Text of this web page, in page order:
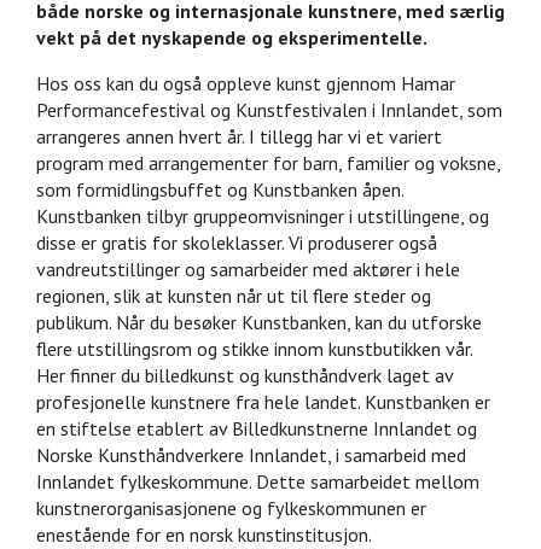
både norske og internasjonale kunstnere, med særlig
vekt på det nyskapende og eksperimentelle.
Hos oss kan du også oppleve kunst gjennom Hamar
Performancefestival og Kunstfestivalen i Innlandet, som
arrangeres annen hvert år. I tillegg har vi et variert
program med arrangementer for barn, familier og voksne,
som formidlingsbuffet og Kunstbanken åpen.
Kunstbanken tilbyr gruppeomvisninger i utstillingene, og
disse er gratis for skoleklasser. Vi produserer også
vandreutstillinger og samarbeider med aktører i hele
regionen, slik at kunsten når ut til flere steder og
publikum. Når du besøker Kunstbanken, kan du utforske
flere utstillingsrom og stikke innom kunstbutikken vår.
Her finner du billedkunst og kunsthåndverk laget av
profesjonelle kunstnere fra hele landet. Kunstbanken er
en stiftelse etablert av Billedkunstnerne Innlandet og
Norske Kunsthåndverkere Innlandet, i samarbeid med
Innlandet fylkeskommune. Dette samarbeidet mellom
kunstnerorganisasjonene og fylkeskommunen er
enestående for en norsk kunstinstitusjon.